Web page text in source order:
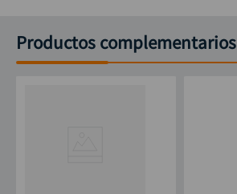
Productos complementarios